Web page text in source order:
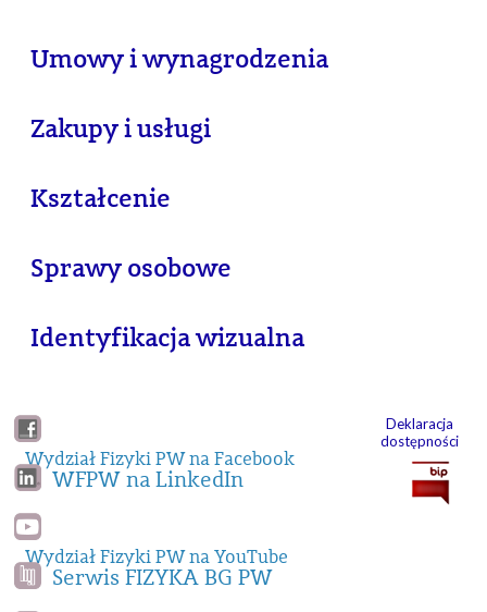
Umowy i wynagrodzenia
Zakupy i usługi
Kształcenie
Sprawy osobowe
Identyfikacja wizualna
Wydział Fizyki PW na Facebook
WFPW na LinkedIn
Wydział Fizyki PW na YouTube
Serwis FIZYKA BG PW
Deklaracja
dostępności